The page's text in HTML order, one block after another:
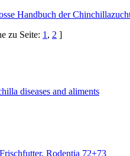
Handbuch der
zu Seite: 1 , 2 ]
diseases and aliments
Rodentia 72+73